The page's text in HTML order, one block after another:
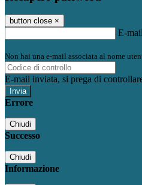
button close ×
E-mail
Non hai una e-mail associata al nome
E-mail inviata, si prega di
Errore
Chiudi
Successo
Chiudi
Informazione